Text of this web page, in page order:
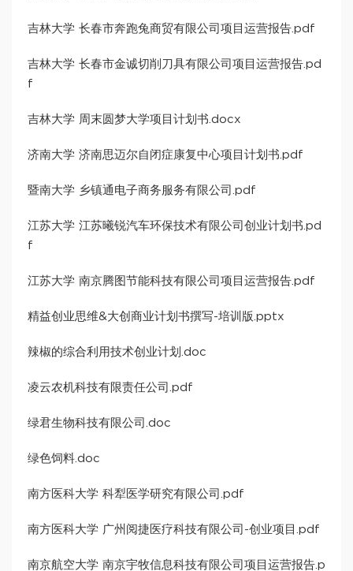
吉林大学 长春市奔跑兔商贸有限公司项目运营报告.pdf
吉林大学 长春市金诚切削刀具有限公司项目运营报告.pd
f
吉林大学 周末圆梦大学项目计划书.docx
济南大学 济南思迈尔自闭症康复中心项目计划书.pdf
暨南大学 乡镇通电子商务服务有限公司.pdf
江苏大学 江苏曦锐汽车环保技术有限公司创业计划书.pd
f
江苏大学 南京腾图节能科技有限公司项目运营报告.pdf
精益创业思维&大创商业计划书撰写-培训版.pptx
辣椒的综合利用技术创业计划.doc
凌云农机科技有限责任公司.pdf
绿君生物科技有限公司.doc
绿色饲料.doc
南方医科大学 科犁医学研究有限公司.pdf
南方医科大学 广州阅捷医疗科技有限公司-创业项目.pdf
南京航空大学 南京宇牧信息科技有限公司项目运营报告.p